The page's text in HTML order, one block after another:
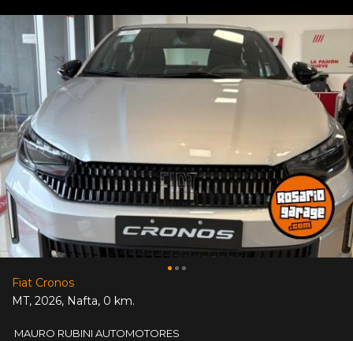
Fiat Cronos
MT, 2026, Nafta, 0 km.
MAURO RUBINI AUTOMOTORES